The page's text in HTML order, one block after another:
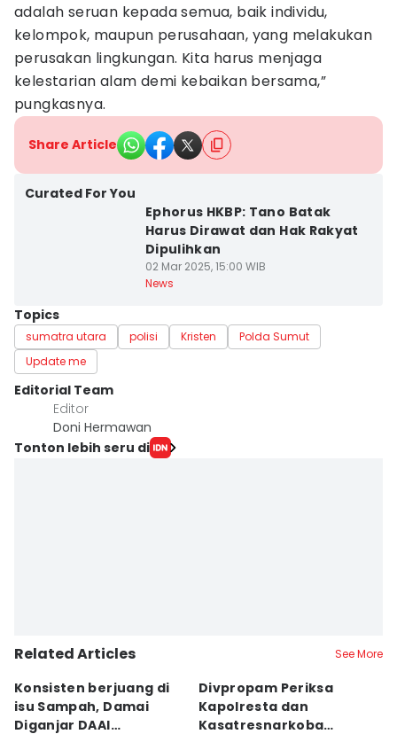
adalah seruan kepada semua, baik individu,
kelompok, maupun perusahaan, yang melakukan
perusakan lingkungan. Kita harus menjaga
kelestarian alam demi kebaikan bersama,”
pungkasnya.
Share Article
Curated For You
Ephorus HKBP: Tano Batak
Harus Dirawat dan Hak Rakyat
Dipulihkan
02 Mar 2025, 15:00 WIB
News
Topics
sumatra utara polisi Kristen
Polda Sumut
Update me
Editorial Team
Editor
Doni Hermawan
Tonton lebih seru di
Related Articles See More
Konsisten berjuang di
isu Sampah, Damai
Diganjar DAAI
Divpropam Periksa
Kapolresta dan
Kasatresnarkoba